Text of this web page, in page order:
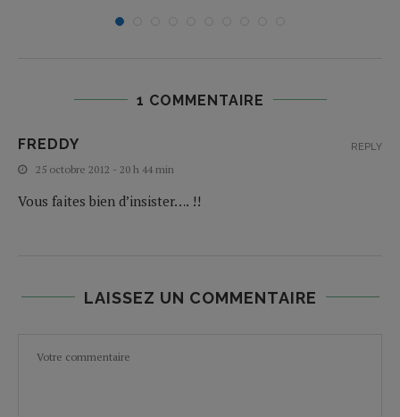
1 COMMENTAIRE
FREDDY
25 octobre 2012 - 20 h 44 min
Vous faites bien d’insister…. !!
REPLY
LAISSEZ UN COMMENTAIRE